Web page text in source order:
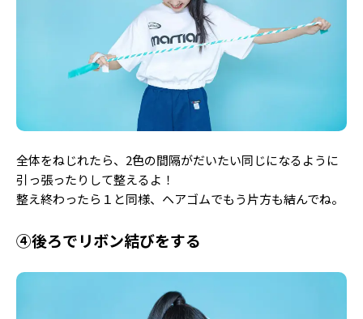
全体をねじれたら、2色の間隔がだいたい同じになるように
引っ張ったりして整えるよ！
整え終わったら１と同様、ヘアゴムでもう片方も結んでね。
④後ろでリボン結びをする